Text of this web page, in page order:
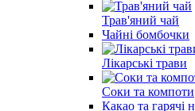
Трав'яний чай
Чайні бомбочки
Лікарські трави
Соки та компоти
Какао та гарячі